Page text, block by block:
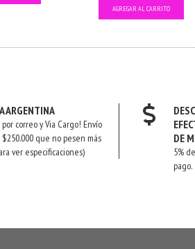
ARGENTINA
por correo y Via Cargo! Envío
que no pesen más
ver especificaciones)
DE
5%
pago.